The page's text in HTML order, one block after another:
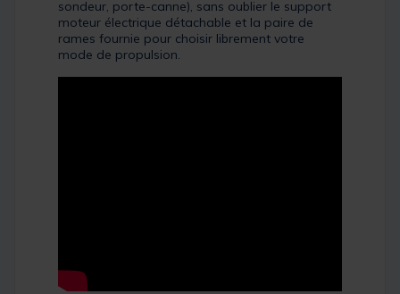
sondeur, porte-canne), sans oublier le support
moteur électrique détachable et la paire de
rames fournie pour choisir librement votre
mode de propulsion.